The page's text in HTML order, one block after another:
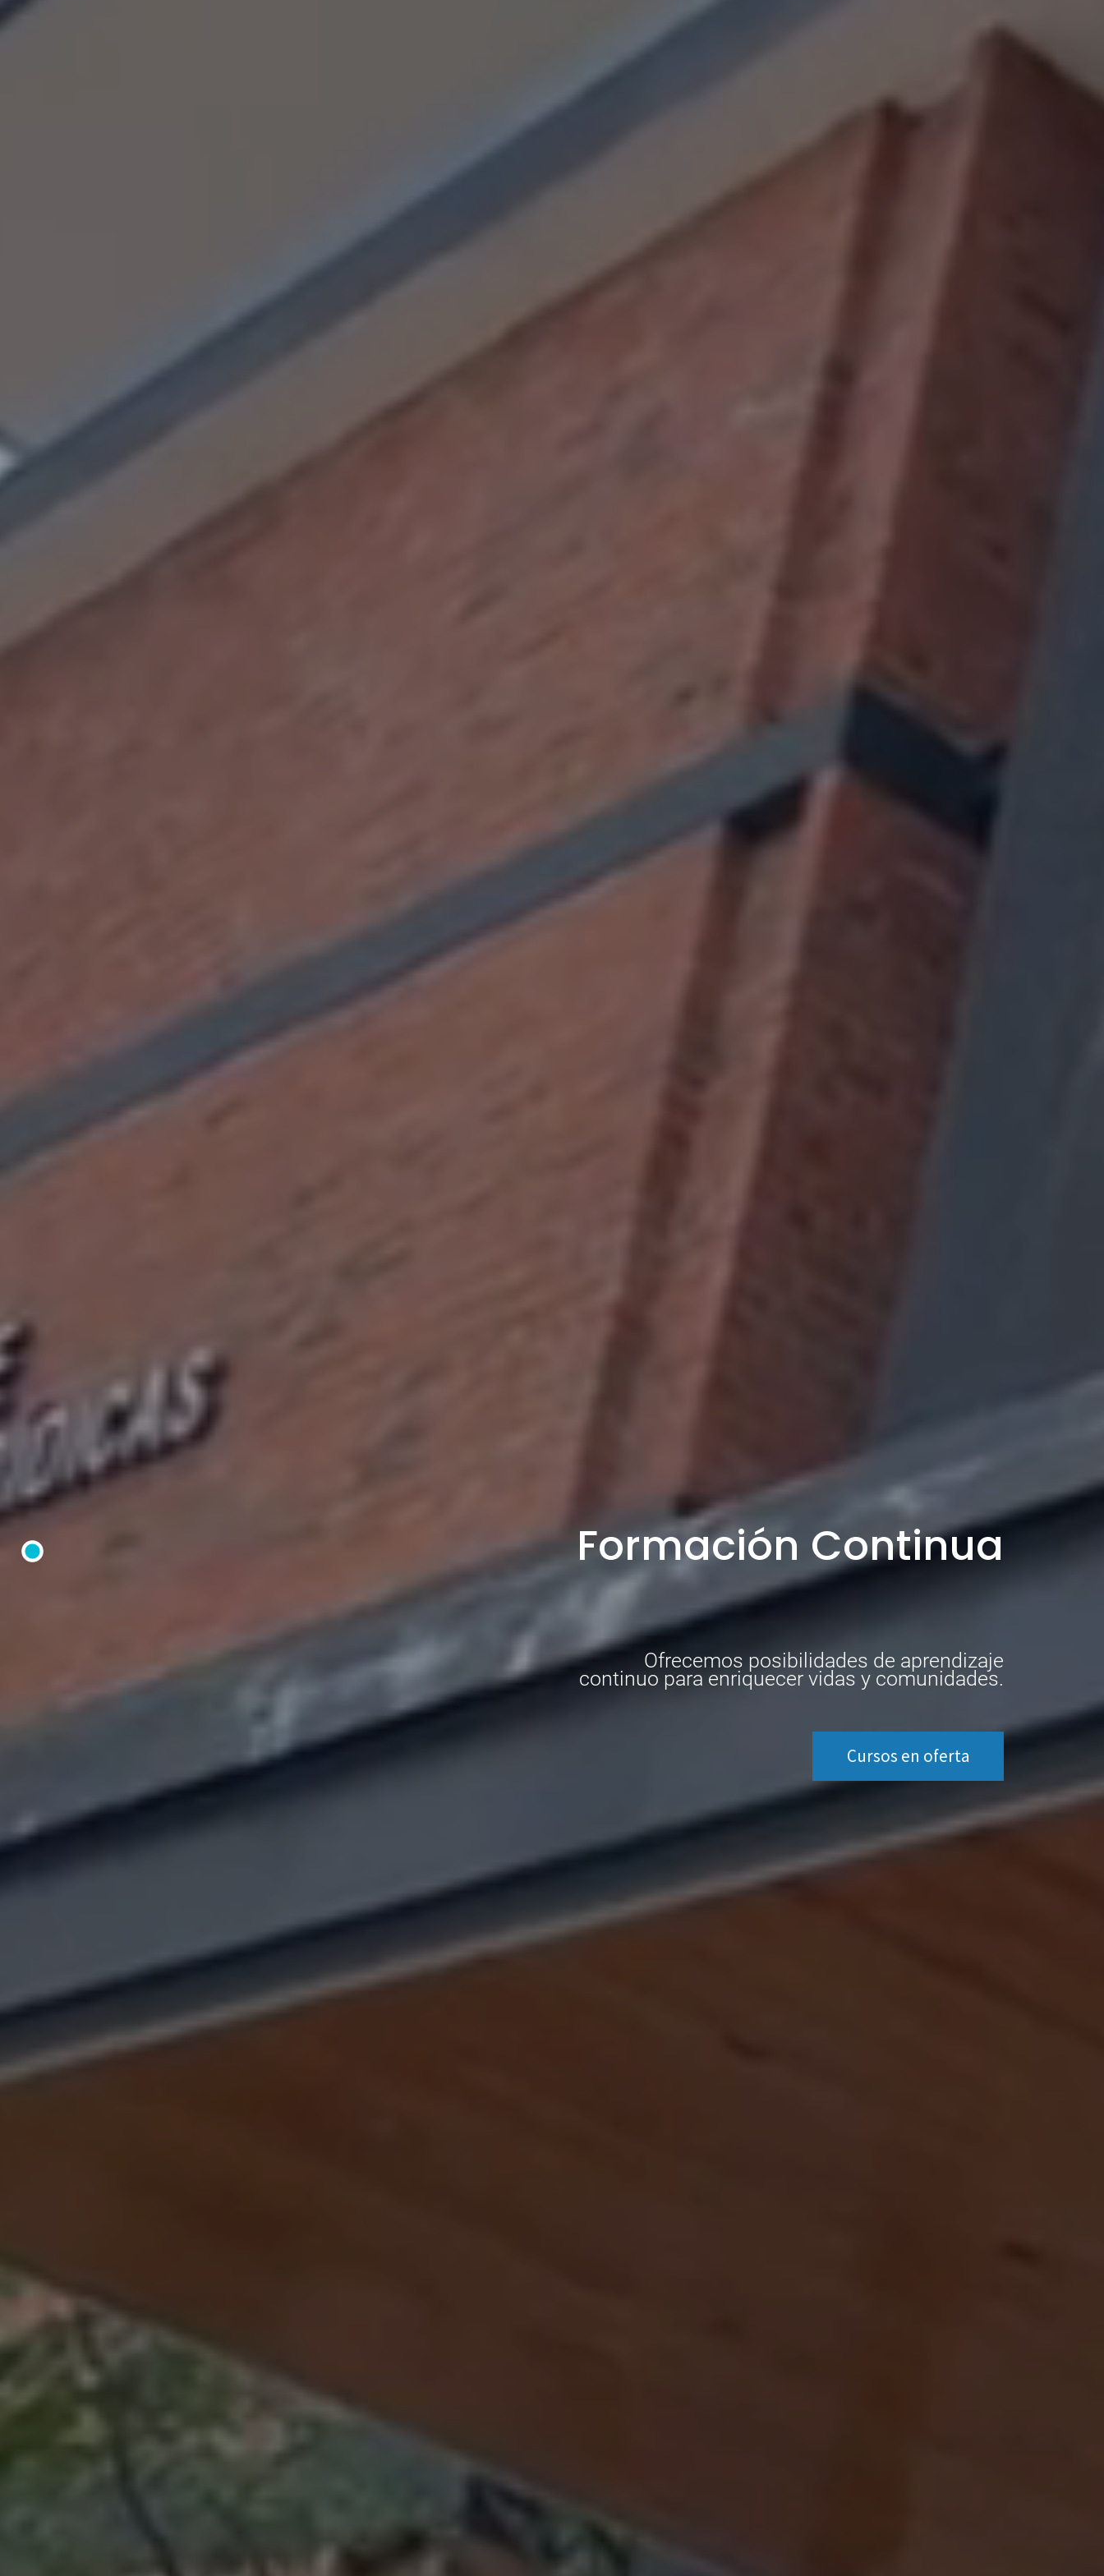
Formación Continua
Ofrecemos posibilidades de aprendizaje
continuo para enriquecer vidas y comunidades.
Cursos en oferta